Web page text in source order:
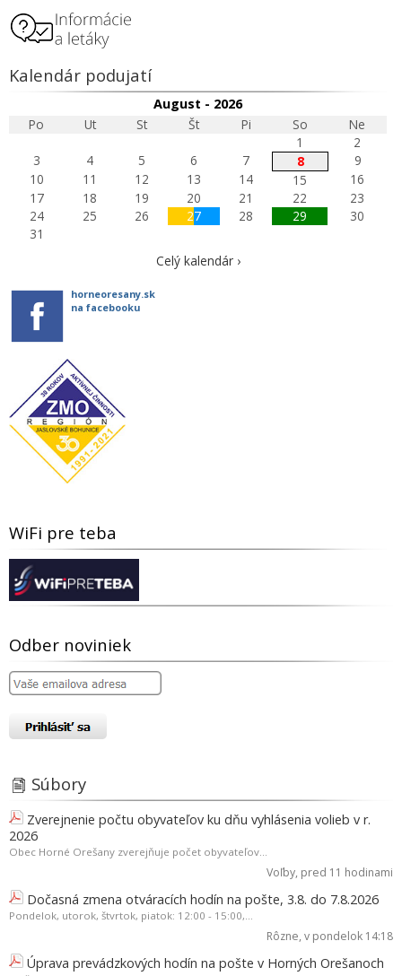
Kalendár podujatí
August - 2026
Po
Ut St Št Pi So
Ne
1
2
3
4 5 6 7 8
9
10
11 12 13 14 15
16
17
18 19 20 21 22
23
24
25 26 27 28 29
30
31
Celý kalendár ›
horneoresany.sk
na facebooku
WiFi pre teba
Odber noviniek
Súbory
Zverejnenie počtu obyvateľov ku dňu vyhlásenia volieb v r.
2026
Obec Horné Orešany zverejňuje počet obyvateľov...
Voľby, pred 11 hodinami
Dočasná zmena otváracích hodín na pošte, 3.8. do 7.8.2026
Pondelok, utorok, štvrtok, piatok: 12:00 - 15:00,...
Rôzne, v pondelok 14:18
Úprava prevádzkových hodín na pošte v Horných Orešanoch